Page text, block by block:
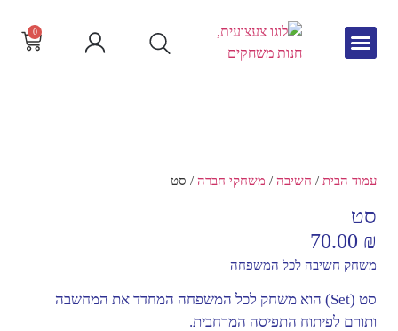
0
עמוד הבית / חשיבה / משחקי חברה / סט
סט
70.00 ₪
משחק חשיבה לכל המשפחה
סט (Set) הוא משחק לכל המשפחה המחדד את המחשבה
ותורם לפיתוח התפיסה המרחבית.